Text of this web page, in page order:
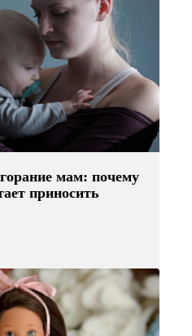
мам: почему
приносить